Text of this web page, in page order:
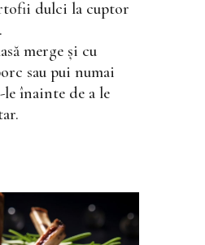
dulci la cuptor
merge și cu
sau pui numai
înainte de a le